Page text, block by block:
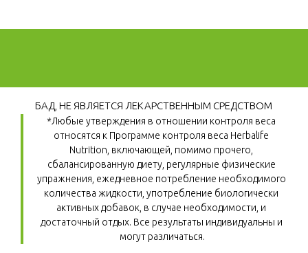
БАД, НЕ ЯВЛЯЕТСЯ ЛЕКАРСТВЕННЫМ СРЕДСТВОМ
*Любые утверждения в отношении контроля веса
относятся к Программе контроля веса Herbalife
Nutrition, включающей, помимо прочего,
сбалансированную диету, регулярные физические
упражнения, ежедневное потребление необходимого
количества жидкости, употребление биологически
активных добавок, в случае необходимости, и
достаточный отдых. Все результаты индивидуальны и
могут различаться.